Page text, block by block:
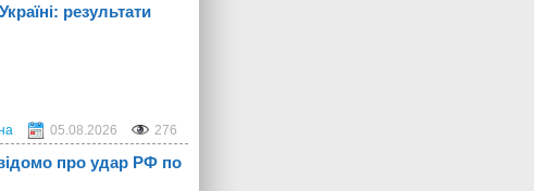
результати
05.08.2026 276
про удар РФ по